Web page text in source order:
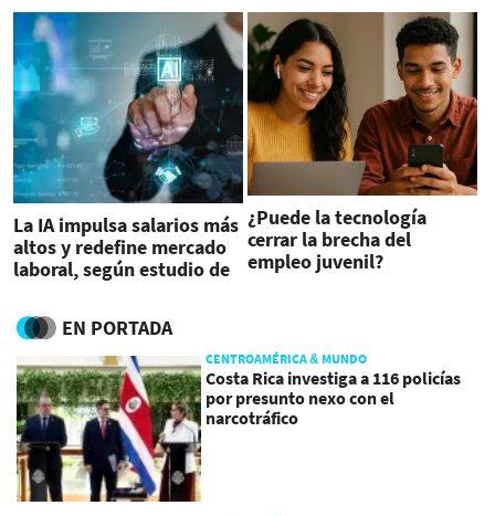
La IA impulsa salarios más
altos y redefine mercado
laboral, según estudio de
¿Puede la tecnología
cerrar la brecha del
empleo juvenil?
EN PORTADA
CENTROAMÉRICA & MUNDO
Costa Rica investiga a 116 policías
por presunto nexo con el
narcotráfico